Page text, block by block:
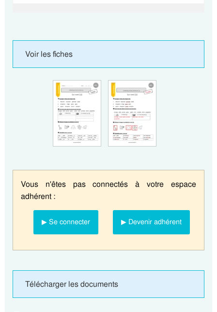
Voir les fiches
Vous n'êtes pas connectés à votre espace
adhérent :
▶ Se connecter ▶ Devenir adhérent
Télécharger les documents